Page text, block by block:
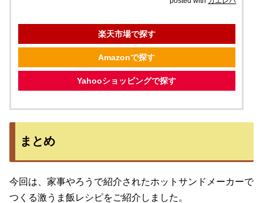
楽天市場で探す
Amazonで探す
Yahooショッピングで探す
まとめ
今回は、家事やろうで紹介されたホットサンドメーカーで
つくる激うま飯レシピをご紹介しました。